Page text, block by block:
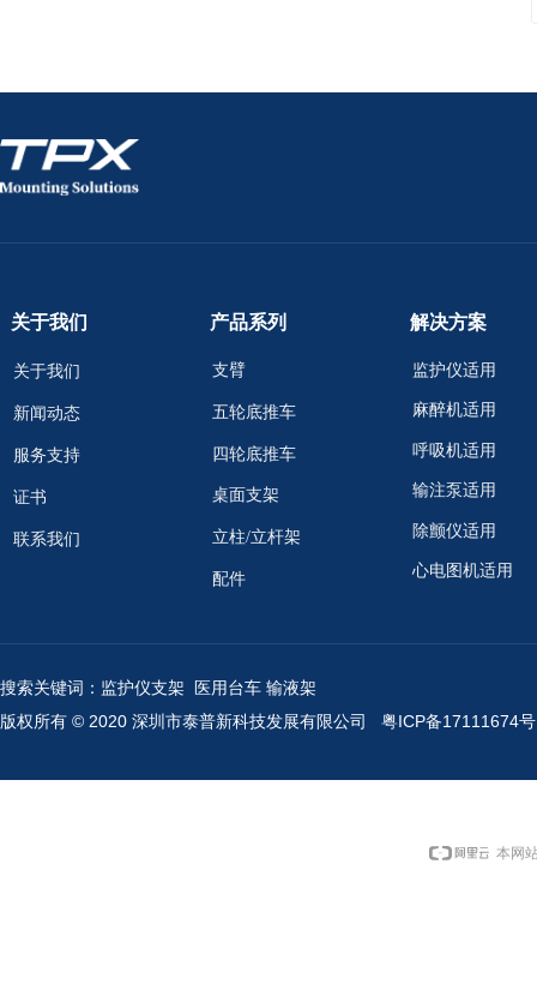
关于我们
新闻动态
服务支持
证书
联系我们
关于我们 产品系列
支臂
五轮底推车
四轮底推车
桌面支架
立柱/立杆架
配件
监护仪适用
麻醉机适用
呼吸机适用
输注泵适用
除颤仪适用
心电图机适用
解决方案
搜索关键词：监护仪支架 医用台车 输液架
版权所有 © 2020 深圳市泰普新科技发展有限公司 粤ICP备17111674号
本网